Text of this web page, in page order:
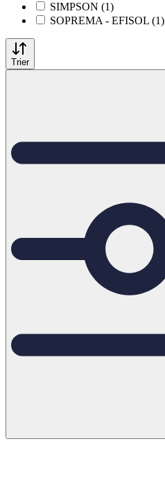
SIMPSON (1)
SOPREMA - EFISOL (1)
Trier